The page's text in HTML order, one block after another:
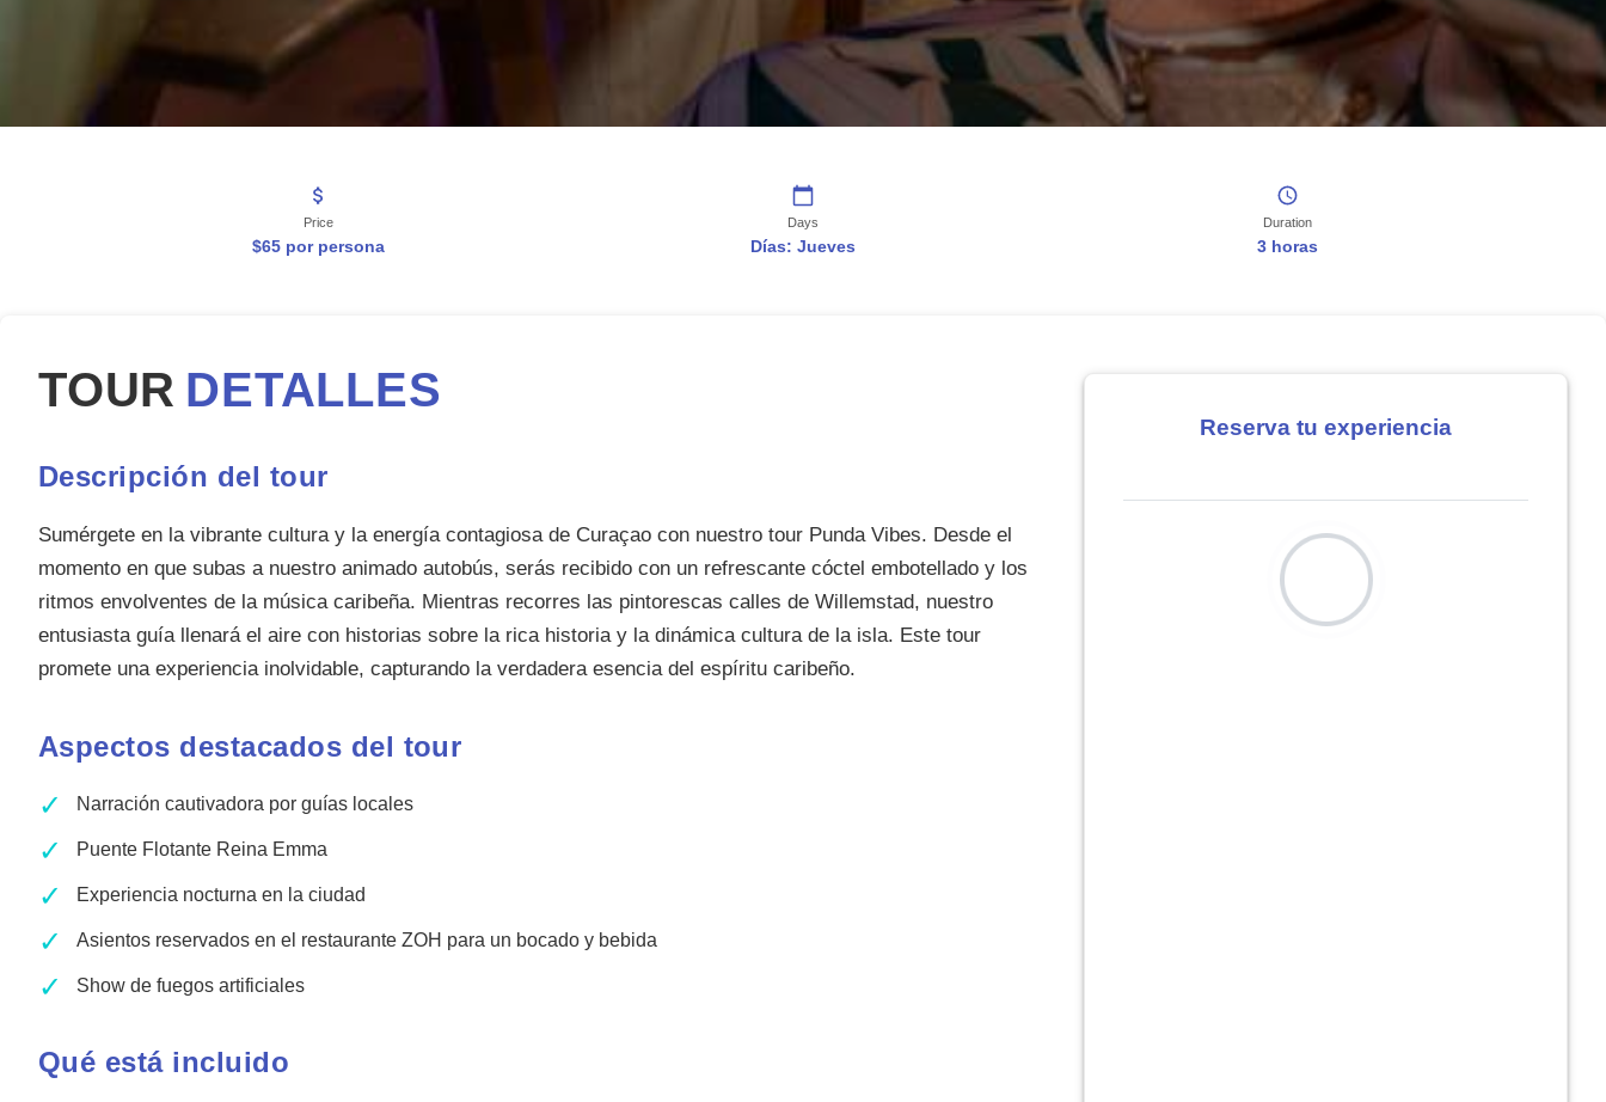
Price
$65 por persona
Days
Días: Jueves
Duration
3 horas
TOUR DETALLES
Descripción del tour
Sumérgete en la vibrante cultura y la energía contagiosa de Curaçao con nuestro tour Punda Vibes. Desde el
momento en que subas a nuestro animado autobús, serás recibido con un refrescante cóctel embotellado y los
ritmos envolventes de la música caribeña. Mientras recorres las pintorescas calles de Willemstad, nuestro
entusiasta guía llenará el aire con historias sobre la rica historia y la dinámica cultura de la isla. Este tour
promete una experiencia inolvidable, capturando la verdadera esencia del espíritu caribeño.
Aspectos destacados del tour
✓
Narración cautivadora por guías locales
✓ Puente Flotante Reina Emma
✓ Experiencia nocturna en la ciudad
✓ Asientos reservados en el restaurante ZOH para un bocado y bebida
✓ Show de fuegos artificiales
Qué está incluido
Reserva tu experiencia